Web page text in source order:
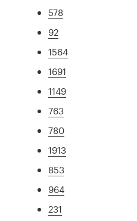
578
92
1564
1691
1149
763
780
1913
853
964
231